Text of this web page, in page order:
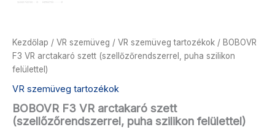
Kezdőlap / VR szemüveg / VR szemüveg tartozékok / BOBOVR
F3 VR arctakaró szett (szellőzőrendszerrel, puha szilikon
felülettel)
VR szemüveg tartozékok
BOBOVR F3 VR arctakaró szett
(szellőzőrendszerrel, puha szilikon felülettel)